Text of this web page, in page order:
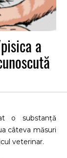
a
o substanță
câteva măsuri
veterinar.